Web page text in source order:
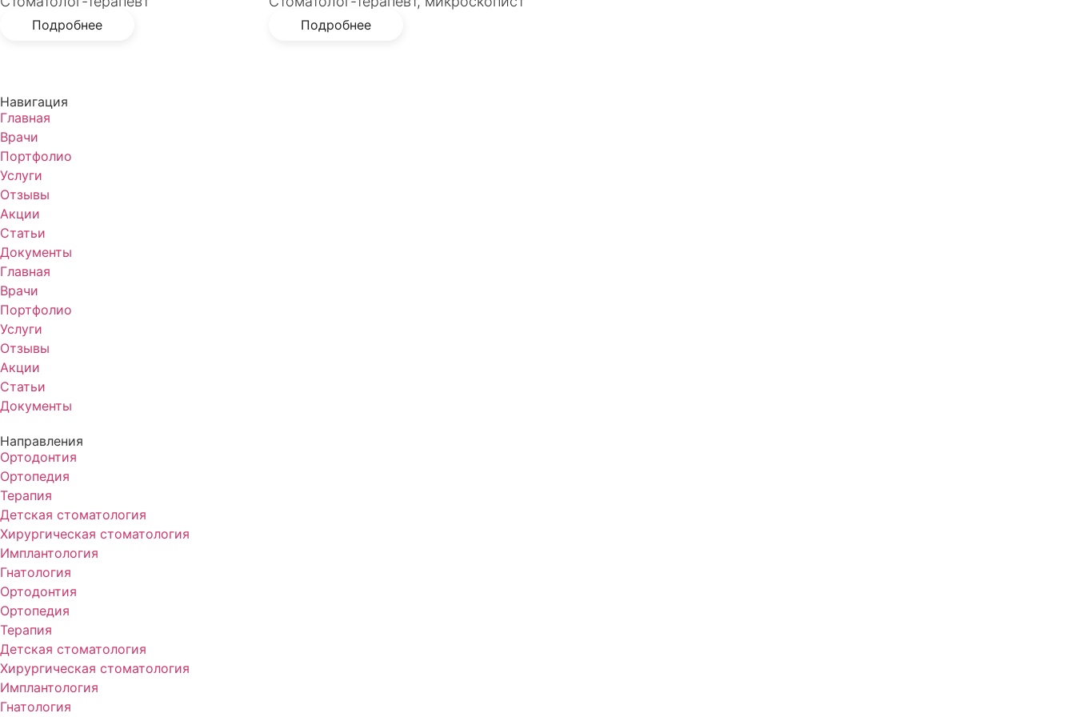
Подробнее Подробнее
Навигация
Главная
Врачи
Портфолио
Услуги
Отзывы
Акции
Статьи
Документы
Главная
Врачи
Портфолио
Услуги
Отзывы
Акции
Статьи
Документы
Направления
Ортодонтия
Ортопедия
Терапия
Детская стоматология
Хирургическая стоматология
Имплантология
Гнатология
Ортодонтия
Ортопедия
Терапия
Детская стоматология
Хирургическая стоматология
Имплантология
Гнатология